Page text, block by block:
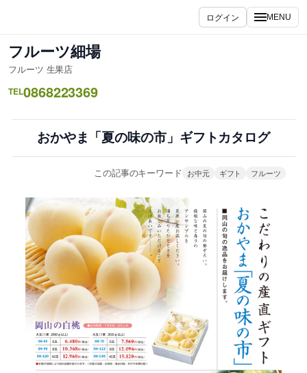
を
ス
キ
ッ
ログイン MENU
フルーツ細場
フルーツ 生果店
TEL0868223369
おかやま「夏の味の市」ギフトカタログ
この記事のキーワード お中元 ギフト フルーツ